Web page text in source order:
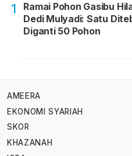
1
Ramai Pohon Gasibu
Dedi Mulyadi: Satu
Diganti 50 Pohon
AMEERA
EKONOMI SYARIAH
SKOR
KHAZANAH